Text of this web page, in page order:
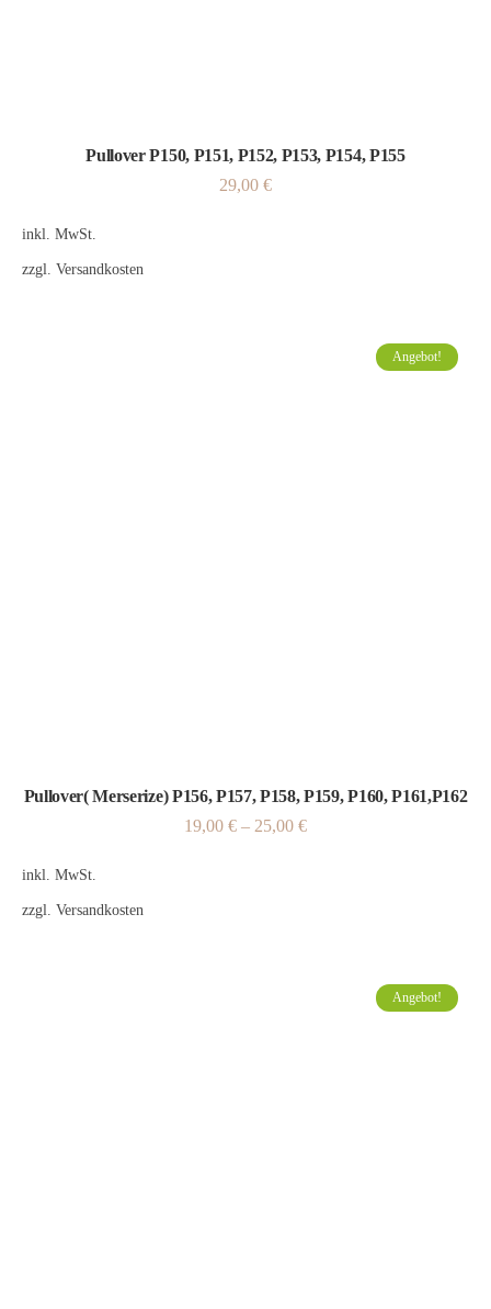
Pullover P150, P151, P152, P153, P154, P155
29,00 €
inkl. MwSt.
zzgl. Versandkosten
Angebot!
Pullover( Merserize) P156, P157, P158, P159, P160, P161,P162
19,00 € – 25,00 €
inkl. MwSt.
zzgl. Versandkosten
Angebot!